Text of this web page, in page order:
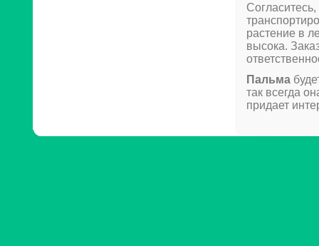
растение в
высока.
Пальма
так всегда
придает